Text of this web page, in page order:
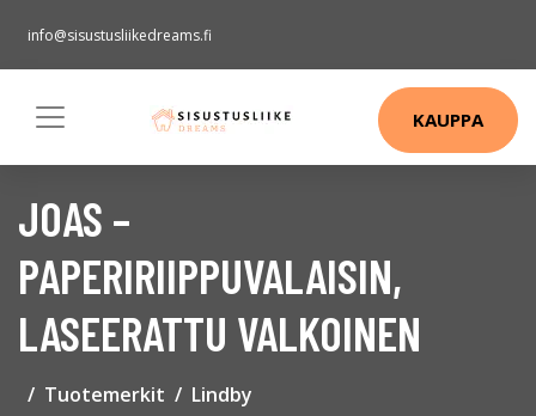
info@sisustusliikedreams.fi
KAUPPA
JOAS –
PAPERIRIIPPUVALAISIN,
LASEERATTU VALKOINEN
Tuotemerkit Lindby